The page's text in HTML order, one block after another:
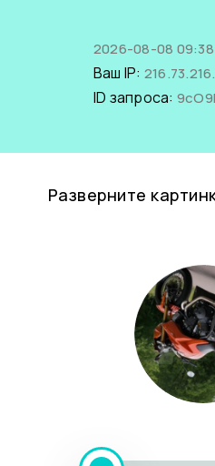
2026-08-08
Ваш IP:
ID запроса:
Разверните